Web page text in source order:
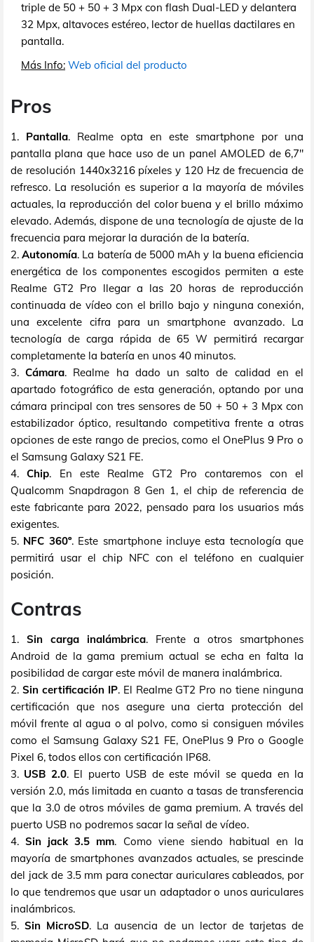
triple de 50 + 50 + 3 Mpx con flash Dual-LED y delantera
32 Mpx, altavoces estéreo, lector de huellas dactilares en
pantalla.
Más Info: Web oficial del producto
Pros
1. Pantalla. Realme opta en este smartphone por una
pantalla plana que hace uso de un panel AMOLED de 6,7"
de resolución 1440x3216 píxeles y 120 Hz de frecuencia de
refresco. La resolución es superior a la mayoría de móviles
actuales, la reproducción del color buena y el brillo máximo
elevado. Además, dispone de una tecnología de ajuste de la
frecuencia para mejorar la duración de la batería.
2.Autonomía. La batería de 5000 mAh y la buena eficiencia
energética de los componentes escogidos permiten a este
Realme GT2 Pro llegar a las 20 horas de reproducción
continuada de vídeo con el brillo bajo y ninguna conexión,
una excelente cifra para un smartphone avanzado. La
tecnología de carga rápida de 65 W permitirá recargar
completamente la batería en unos 40 minutos.
3.Cámara. Realme ha dado un salto de calidad en el
apartado fotográfico de esta generación, optando por una
cámara principal con tres sensores de 50 + 50 + 3 Mpx con
estabilizador óptico, resultando competitiva frente a otras
opciones de este rango de precios, como el OnePlus 9 Pro o
el Samsung Galaxy S21 FE.
4.Chip. En este Realme GT2 Pro contaremos con el
Qualcomm Snapdragon 8 Gen 1, el chip de referencia de
este fabricante para 2022, pensado para los usuarios más
exigentes.
5. NFC 360º. Este smartphone incluye esta tecnología que
permitirá usar el chip NFC con el teléfono en cualquier
posición.
Contras
1. Sin carga inalámbrica. Frente a otros smartphones
Android de la gama premium actual se echa en falta la
posibilidad de cargar este móvil de manera inalámbrica.
2. Sin certificación IP. El Realme GT2 Pro no tiene ninguna
certificación que nos asegure una cierta protección del
móvil frente al agua o al polvo, como si consiguen móviles
como el Samsung Galaxy S21 FE, OnePlus 9 Pro o Google
Pixel 6, todos ellos con certificación IP68.
3. USB 2.0. El puerto USB de este móvil se queda en la
versión 2.0, más limitada en cuanto a tasas de transferencia
que la 3.0 de otros móviles de gama premium. A través del
puerto USB no podremos sacar la señal de vídeo.
4.Sin jack 3.5 mm. Como viene siendo habitual en la
mayoría de smartphones avanzados actuales, se prescinde
del jack de 3.5 mm para conectar auriculares cableados, por
lo que tendremos que usar un adaptador o unos auriculares
inalámbricos.
5.Sin MicroSD. La ausencia de un lector de tarjetas de